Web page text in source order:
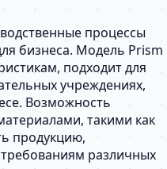
процессы
бизнеса. Модель Prism
подходит для
учреждениях,
Возможность
такими как
продукцию,
различных